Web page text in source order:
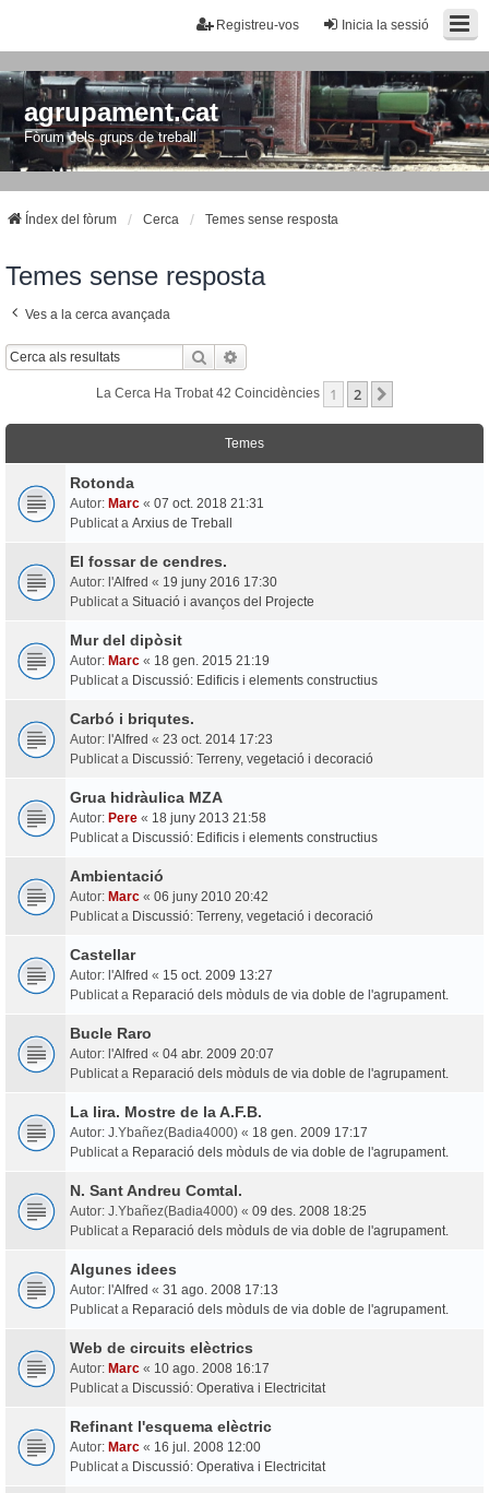
Inicia la sessió
Registreu-vos
agrupament.cat
Fòrum dels grups de treball
Índex del fòrum Cerca Temes sense resposta
Temes sense resposta
Ves a la cerca avançada
Cerca
La Cerca Ha Trobat 42 Coincidències 1 2
Temes
Rotonda
Autor: Marc « 07 oct. 2018 21:31
Publicat a Arxius de Treball
El fossar de cendres.
Autor: l'Alfred « 19 juny 2016 17:30
Publicat a Situació i avanços del Projecte
Mur del dipòsit
Autor: Marc « 18 gen. 2015 21:19
Publicat a Discussió: Edificis i elements constructius
Carbó i briqutes.
Autor: l'Alfred « 23 oct. 2014 17:23
Publicat a Discussió: Terreny, vegetació i decoració
Grua hidràulica MZA
Autor: Pere « 18 juny 2013 21:58
Publicat a Discussió: Edificis i elements constructius
Ambientació
Autor: Marc « 06 juny 2010 20:42
Publicat a Discussió: Terreny, vegetació i decoració
Castellar
Autor: l'Alfred « 15 oct. 2009 13:27
Publicat a Reparació dels mòduls de via doble de l'agrupament.
Bucle Raro
Autor: l'Alfred « 04 abr. 2009 20:07
Publicat a Reparació dels mòduls de via doble de l'agrupament.
La lira. Mostre de la A.F.B.
Autor: J.Ybañez(Badia4000) « 18 gen. 2009 17:17
Publicat a Reparació dels mòduls de via doble de l'agrupament.
N. Sant Andreu Comtal.
Autor: J.Ybañez(Badia4000) « 09 des. 2008 18:25
Publicat a Reparació dels mòduls de via doble de l'agrupament.
Algunes idees
Autor: l'Alfred « 31 ago. 2008 17:13
Publicat a Reparació dels mòduls de via doble de l'agrupament.
Web de circuits elèctrics
Autor: Marc « 10 ago. 2008 16:17
Publicat a Discussió: Operativa i Electricitat
Refinant l'esquema elèctric
Autor: Marc « 16 jul. 2008 12:00
Publicat a Discussió: Operativa i Electricitat